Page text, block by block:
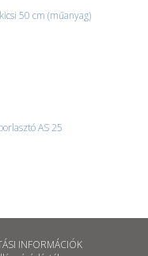
50 cm (műanyag)
AS 25
INFORMÁCIÓK